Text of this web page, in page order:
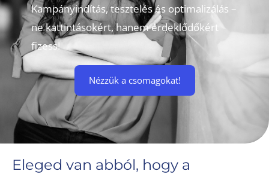
Kampányindítás, tesztelés és optimalizálás –
ne kattintásokért, hanem érdeklődőkért
fizess!
Nézzük a csomagokat!
Eleged van abból, hogy a